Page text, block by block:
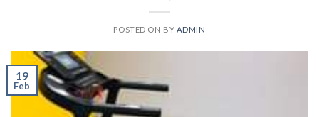
POSTED ON BY ADMIN
19
Feb